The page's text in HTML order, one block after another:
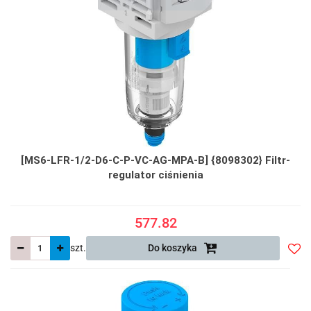
[MS6-LFR-1/2-D6-C-P-VC-AG-MPA-B] {8098302} Filtr-
regulator ciśnienia
577.82
szt. Do koszyka